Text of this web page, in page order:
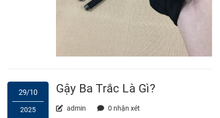
29/10
2025
Gậy Ba Trắc Là Gì?
admin 0 nhận xét